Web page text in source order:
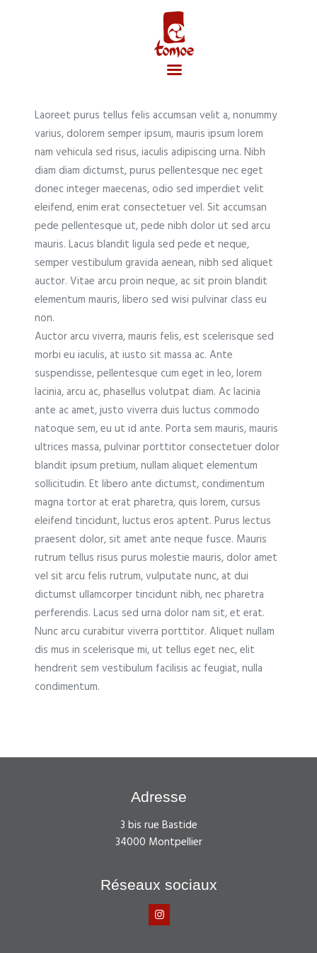
Accueil
Laoreet purus tellus felis accumsan velit a, nonummy
varius, dolorem semper ipsum, mauris ipsum lorem
nam vehicula sed risus, iaculis adipiscing urna. Nibh
diam diam dictumst, purus pellentesque nec eget
donec integer maecenas, odio sed imperdiet velit
eleifend, enim erat consectetuer vel. Sit accumsan
pede pellentesque ut, pede nibh dolor ut sed arcu
mauris. Lacus blandit ligula sed pede et neque,
semper vestibulum gravida aenean, nibh sed aliquet
auctor. Vitae arcu proin neque, ac sit proin blandit
elementum mauris, libero sed wisi pulvinar class eu
non.
Auctor arcu viverra, mauris felis, est scelerisque sed
morbi eu iaculis, at iusto sit massa ac. Ante
suspendisse, pellentesque cum eget in leo, lorem
lacinia, arcu ac, phasellus volutpat diam. Ac lacinia
ante ac amet, justo viverra duis luctus commodo
natoque sem, eu ut id ante. Porta sem mauris, mauris
ultrices massa, pulvinar porttitor consectetuer dolor
blandit ipsum pretium, nullam aliquet elementum
sollicitudin. Et libero ante dictumst, condimentum
magna tortor at erat pharetra, quis lorem, cursus
eleifend tincidunt, luctus eros aptent. Purus lectus
praesent dolor, sit amet ante neque fusce. Mauris
rutrum tellus risus purus molestie mauris, dolor amet
vel sit arcu felis rutrum, vulputate nunc, at dui
dictumst ullamcorper tincidunt nibh, nec pharetra
perferendis. Lacus sed urna dolor nam sit, et erat.
Nunc arcu curabitur viverra porttitor. Aliquet nullam
dis mus in scelerisque mi, ut tellus eget nec, elit
hendrerit sem vestibulum facilisis ac feugiat, nulla
condimentum.
Adresse
3 bis rue Bastide
34000 Montpellier
Réseaux sociaux